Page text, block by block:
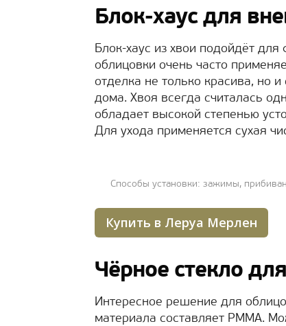
Блок-хаус для
Блок-хаус из хвои подойдёт
облицовки очень часто
отделка не только красива, но
дома. Хвоя всегда считалась
обладает высокой степенью
Для ухода применяется сухая
Способы установки: зажимы,
Купить в Леруа Мерлен
Чёрное стекло
Интересное решение для
материала составляет PMMA.